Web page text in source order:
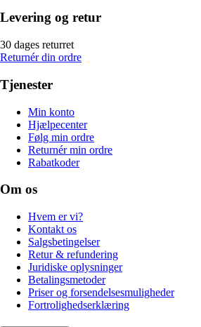
Levering og retur
30 dages returret
Returnér din ordre
Tjenester
Min konto
Hjælpecenter
Følg min ordre
Returnér min ordre
Rabatkoder
Om os
Hvem er vi?
Kontakt os
Salgsbetingelser
Retur & refundering
Juridiske oplysninger
Betalingsmetoder
Priser og forsendelsesmuligheder
Fortrolighedserklæring